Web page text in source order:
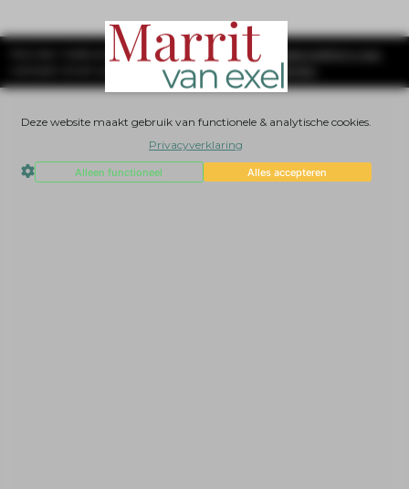
Deze website maakt gebruik van functionele & analytische cookies.
Privacyverklaring
Alleen functioneel Alles accepteren
Wanneer medewerkers
SYS Platform - Website platform voor
ambitieuze ondernemers